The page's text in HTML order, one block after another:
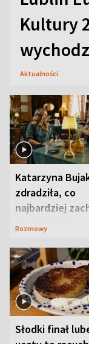
Kultury
Aktualności
Katarzyna
zdradziła, co
najbardziej
ją w Lublinie
Rozmowy
Słodki finał